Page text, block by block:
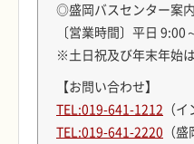
◎盛岡バスセンター案
〔営業時間〕平日 9:00
※土日祝及び年末年始
【お問い合わせ】
TEL:019-641-1212 （
TEL:019-641-2220 （